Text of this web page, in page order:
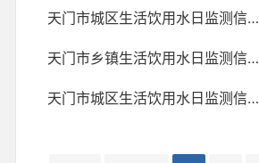
天门市城区生活饮用水日监测信息公示表（2026.8.3）
天门市乡镇生活饮用水日监测信息公示表（2026.8.2）
天门市城区生活饮用水日监测信息公示表（2026.8.2）